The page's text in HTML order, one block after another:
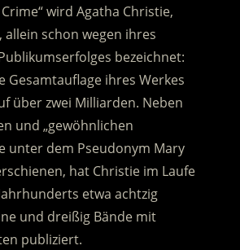
wird Agatha Christie,
allein schon wegen ihres
bezeichnet:
Gesamtauflage ihres Werkes
über zwei Milliarden. Neben
und „gewöhnlichen
unter dem Pseudonym Mary
hat Christie im Laufe
etwa achtzig
und dreißig Bände mit
publiziert.